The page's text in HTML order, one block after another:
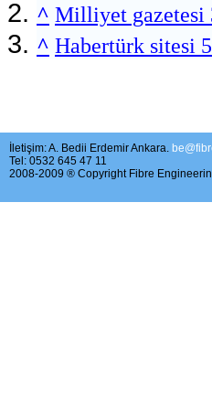
^ Milliyet gazetesi
^ Habertürk sitesi
İletişim: A. Bedii Erdemir Ankara.
Tel: 0532 645 47 11
2008-2009 ® Copyright Fibre